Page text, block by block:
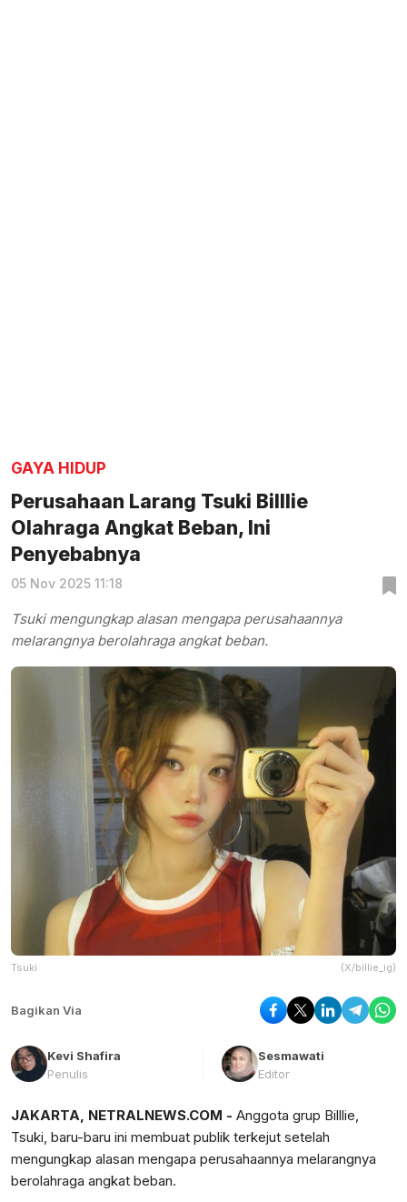
GAYA HIDUP
Perusahaan Larang Tsuki Billlie
Olahraga Angkat Beban, Ini
Penyebabnya
05 Nov 2025 11:18
Tsuki mengungkap alasan mengapa perusahaannya
melarangnya berolahraga angkat beban.
Tsuki (X/billie_ig)
Bagikan Via
Kevi Shafira
Penulis
Sesmawati
Editor
JAKARTA, NETRALNEWS.COM - Anggota grup Billlie,
Tsuki, baru-baru ini membuat publik terkejut setelah
mengungkap alasan mengapa perusahaannya melarangnya
berolahraga angkat beban.